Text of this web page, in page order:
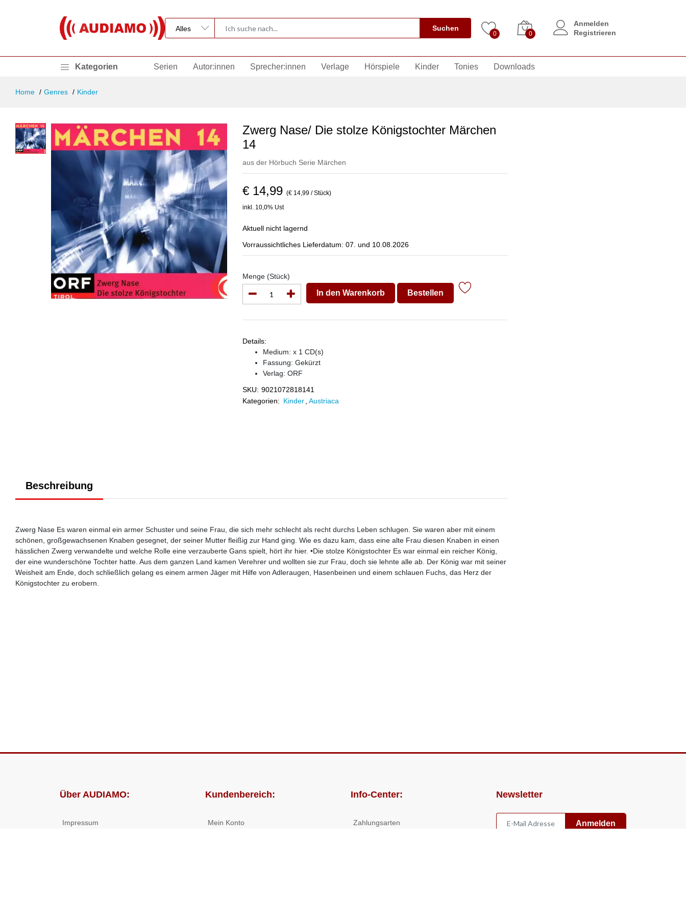
Suchen
0 0
Anmelden
Registrieren
Kategorien Serien Autor:innen Sprecher:innen Verlage Hörspiele Kinder Tonies Downloads
Home Genres Kinder
Zwerg Nase/ Die stolze Königstochter Märchen
14
aus der Hörbuch Serie Märchen
€ 14,99 (€ 14,99 / Stück)
inkl. 10,0% Ust
Aktuell nicht lagernd
Vorraussichtliches Lieferdatum: 07. und 10.08.2026
Menge (Stück)
In den Warenkorb Bestellen
Details:
Medium: x 1 CD(s)
Fassung: Gekürzt
Verlag: ORF
SKU: 9021072818141
Kategorien: Kinder Austriaca
Beschreibung
Zwerg Nase Es waren einmal ein armer Schuster und seine Frau, die sich mehr schlecht als recht durchs Leben schlugen. Sie waren aber mit einem
schönen, großgewachsenen Knaben gesegnet, der seiner Mutter fleißig zur Hand ging. Wie es dazu kam, dass eine alte Frau diesen Knaben in einen
hässlichen Zwerg verwandelte und welche Rolle eine verzauberte Gans spielt, hört ihr hier. •Die stolze Königstochter Es war einmal ein reicher König,
der eine wunderschöne Tochter hatte. Aus dem ganzen Land kamen Verehrer und wollten sie zur Frau, doch sie lehnte alle ab. Der König war mit seiner
Weisheit am Ende, doch schließlich gelang es einem armen Jäger mit Hilfe von Adleraugen, Hasenbeinen und einem schlauen Fuchs, das Herz der
Königstochter zu erobern.
Über AUDIAMO:
Impressum
Kundenbereich:
Mein Konto
Info-Center:
Zahlungsarten
Newsletter
Anmelden